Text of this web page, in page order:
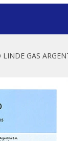
LINDE GAS